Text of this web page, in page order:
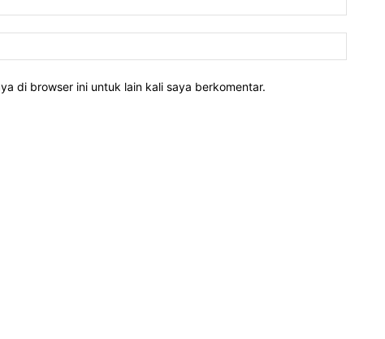
di browser ini untuk lain kali saya berkomentar.